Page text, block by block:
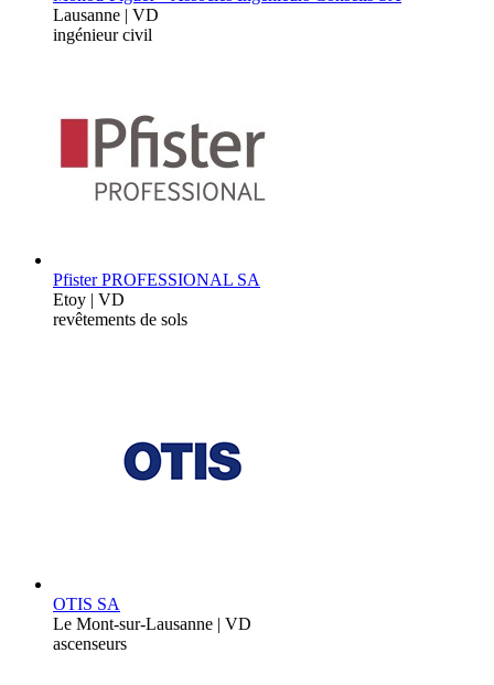
Lausanne | VD
ingénieur civil
Pfister PROFESSIONAL SA
Etoy | VD
revêtements de sols
OTIS SA
Le Mont-sur-Lausanne | VD
ascenseurs